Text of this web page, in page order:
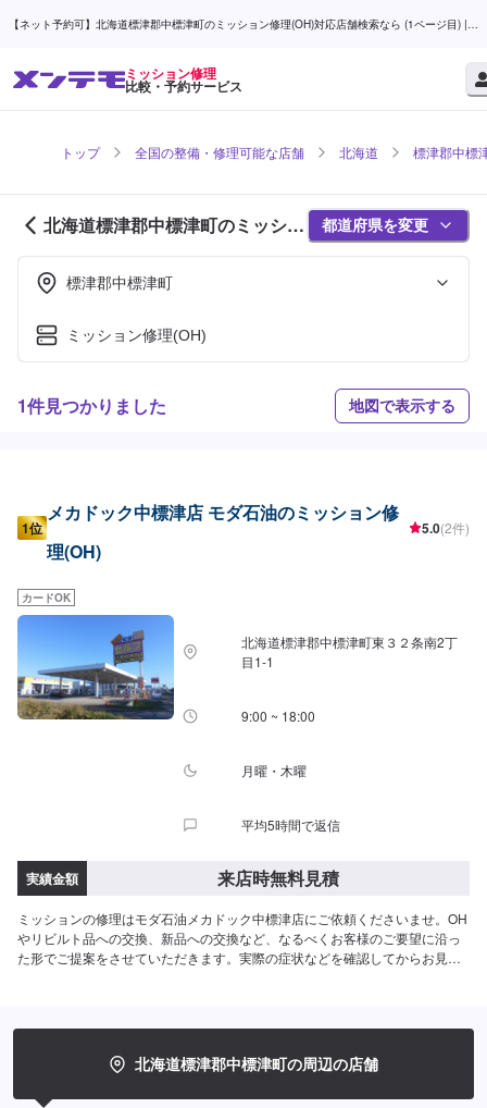
【ネット予約可】北海道標津郡中標津町のミッション修理(OH)対応店舗検索なら (1ページ目) |
ミッション修理
比較・予約サービス
トップ 全国の整備・修理可能な店舗 北海道 標津郡中標
北海道標津郡中標津町のミッショ
ン修理対応店舗紹介 (1ページ目)
都道府県を変更
標津郡中標津町
ミッション修理(OH)
1件見つかりました 地図で表示する
1位
メカドック中標津店 モダ石油のミッション修
理(OH)
5.0(2件)
カードOK
北海道標津郡中標津町東３２条南2丁
目1-1
9:00 ~ 18:00
月曜・木曜
平均5時間で返信
実績金額 来店時無料見積
ミッションの修理はモダ石油メカドック中標津店にご依頼くださいませ。OH
やリビルト品への交換、新品への交換など、なるべくお客様のご要望に沿っ
た形でご提案をさせていただきます。実際の症状などを確認してからお見積
北海道標津郡中標津町の周辺の店舗